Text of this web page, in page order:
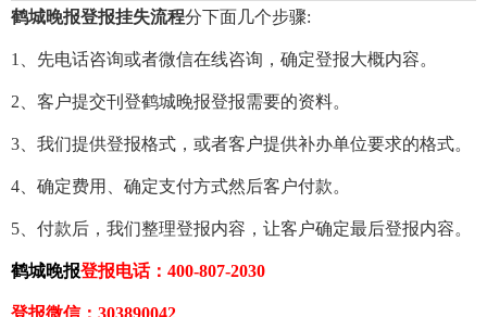
鹤城晚报登报挂失流程分下面几个步骤:
1、先电话咨询或者微信在线咨询，确定登报大概内容。
2、客户提交刊登鹤城晚报登报需要的资料。
3、我们提供登报格式，或者客户提供补办单位要求的格式。
4、确定费用、确定支付方式然后客户付款。
5、付款后，我们整理登报内容，让客户确定最后登报内容。
鹤城晚报登报电话：400-807-2030